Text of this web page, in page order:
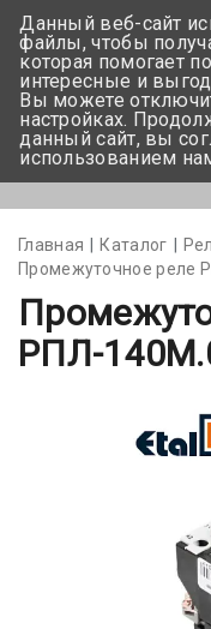
Главная Каталог
Промежуточное реле
РПЛ-
Данный веб-сайт
файлы, чтобы
которая помогает
интересные и
Вы можете
настройках.
данный сайт, вы
использованием